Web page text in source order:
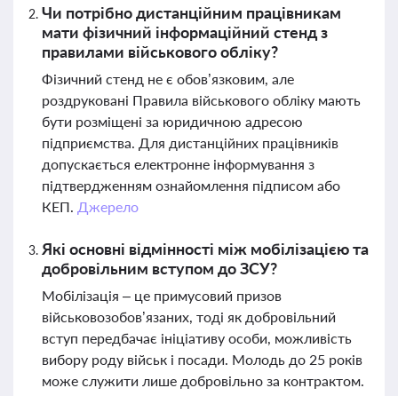
Чи потрібно дистанційним працівникам
мати фізичний інформаційний стенд з
правилами військового обліку?
Фізичний стенд не є обов’язковим, але
роздруковані Правила військового обліку мають
бути розміщені за юридичною адресою
підприємства. Для дистанційних працівників
допускається електронне інформування з
підтвердженням ознайомлення підписом або
КЕП. Джерело
Які основні відмінності між мобілізацією та
добровільним вступом до ЗСУ?
Мобілізація – це примусовий призов
військовозобов’язаних, тоді як добровільний
вступ передбачає ініціативу особи, можливість
вибору роду військ і посади. Молодь до 25 років
може служити лише добровільно за контрактом.